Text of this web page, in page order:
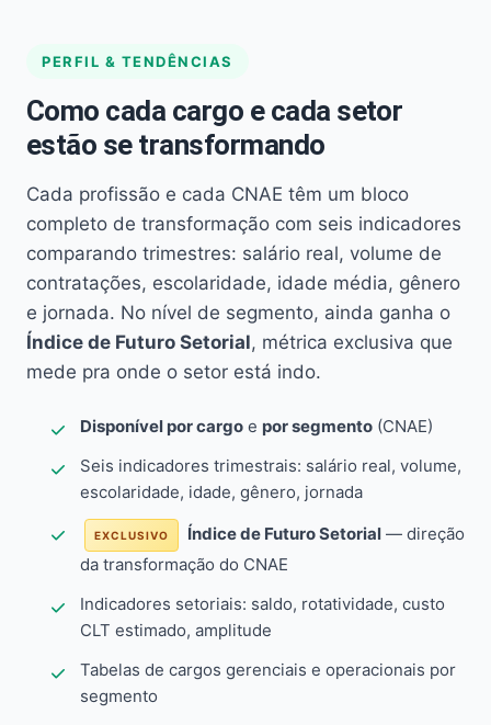
PERFIL & TENDÊNCIAS
Como cada cargo e cada setor
estão se transformando
Cada profissão e cada CNAE têm um bloco
completo de transformação com seis indicadores
comparando trimestres: salário real, volume de
contratações, escolaridade, idade média, gênero
e jornada. No nível de segmento, ainda ganha o
Índice de Futuro Setorial, métrica exclusiva que
mede pra onde o setor está indo.
Disponível por cargo e por segmento (CNAE)
Seis indicadores trimestrais: salário real, volume,
escolaridade, idade, gênero, jornada
EXCLUSIVO Índice de Futuro Setorial — direção
da transformação do CNAE
Indicadores setoriais: saldo, rotatividade, custo
CLT estimado, amplitude
Tabelas de cargos gerenciais e operacionais por
segmento